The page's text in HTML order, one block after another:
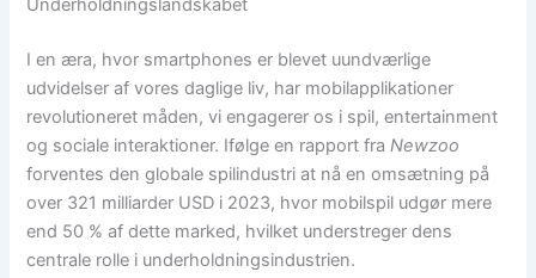
Underholdningslandskabet
I en æra, hvor smartphones er blevet uundværlige
udvidelser af vores daglige liv, har mobilapplikationer
revolutioneret måden, vi engagerer os i spil, entertainment
og sociale interaktioner. Ifølge en rapport fra Newzoo
forventes den globale spilindustri at nå en omsætning på
over 321 milliarder USD i 2023, hvor mobilspil udgør mere
end 50 % af dette marked, hvilket understreger dens
centrale rolle i underholdningsindustrien.